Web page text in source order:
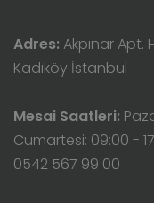
Adres: Akpınar Apt.
Kadıköy İstanbul
Mesai Saatleri:
Cumartesi: 09:00 -
0542 567 99 00